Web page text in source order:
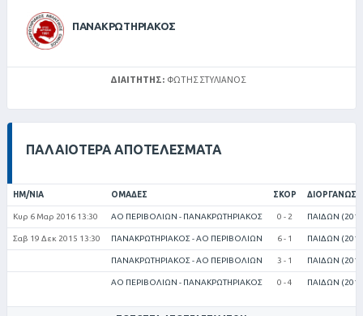
ΠΑΝΑΚΡΩΤΗΡΙΑΚΟΣ
ΔΙΑΙΤΗΤΉΣ: ΦΩΤΗΣ ΣΤΥΛΙΑΝΟΣ
ΠΑΛΑΙΌΤΕΡΑ ΑΠΟΤΕΛΈΣΜΑΤΑ
ΗΜ/ΝΊΑ ΟΜΆΔΕΣ ΣΚΟΡ ΔΙΟΡΓΆΝΩΣΗ
Κυρ 6 Μαρ 2016 13:30 ΑΟ ΠΕΡΙΒΟΛΙΩΝ - ΠΑΝΑΚΡΩΤΗΡΙΑΚΟΣ 0 - 2 ΠΑΙΔΩΝ
Σαβ 19 Δεκ 2015 13:30 ΠΑΝΑΚΡΩΤΗΡΙΑΚΟΣ - ΑΟ ΠΕΡΙΒΟΛΙΩΝ 6 - 1 ΠΑΙΔΩΝ
ΠΑΝΑΚΡΩΤΗΡΙΑΚΟΣ - ΑΟ ΠΕΡΙΒΟΛΙΩΝ 3 - 1 ΠΑΙΔΩΝ
ΑΟ ΠΕΡΙΒΟΛΙΩΝ - ΠΑΝΑΚΡΩΤΗΡΙΑΚΟΣ 0 - 4 ΠΑΙΔΩΝ